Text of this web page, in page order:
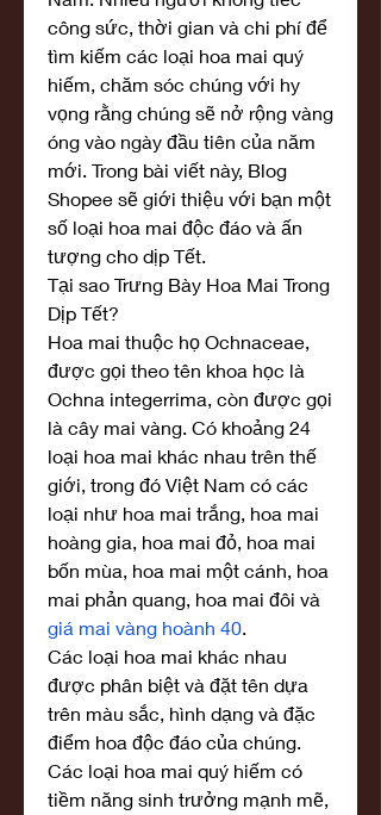
công sức, thời gian và chi phí để
tìm kiếm các loại hoa mai quý
hiếm, chăm sóc chúng với hy
vọng rằng chúng sẽ nở rộng vàng
óng vào ngày đầu tiên của năm
mới. Trong bài viết này, Blog
Shopee sẽ giới thiệu với bạn một
số loại hoa mai độc đáo và ấn
tượng cho dịp Tết.
Tại sao Trưng Bày Hoa Mai Trong
Dịp Tết?
Hoa mai thuộc họ Ochnaceae,
được gọi theo tên khoa học là
Ochna integerrima, còn được gọi
là cây mai vàng. Có khoảng 24
loại hoa mai khác nhau trên thế
giới, trong đó Việt Nam có các
loại như hoa mai trắng, hoa mai
hoàng gia, hoa mai đỏ, hoa mai
bốn mùa, hoa mai một cánh, hoa
giá mai vàng hoành 40.
Các loại hoa mai khác nhau
được phân biệt và đặt tên dựa
trên màu sắc, hình dạng và đặc
điểm hoa độc đáo của chúng.
Các loại hoa mai quý hiếm có
tiềm năng sinh trưởng mạnh mẽ,